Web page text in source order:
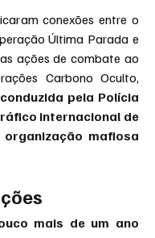
conexões entre o
Última Parada e
ações de combate ao
Carbono Oculto,
pela Polícia
internacional de
organização mafiosa
mais de um ano